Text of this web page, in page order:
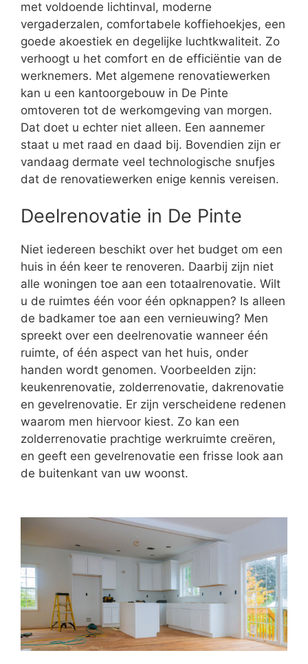
met voldoende lichtinval, moderne
vergaderzalen, comfortabele koffiehoekjes, een
goede akoestiek en degelijke luchtkwaliteit. Zo
verhoogt u het comfort en de efficiëntie van de
werknemers. Met algemene renovatiewerken
kan u een kantoorgebouw in De Pinte
omtoveren tot de werkomgeving van morgen.
Dat doet u echter niet alleen. Een aannemer
staat u met raad en daad bij. Bovendien zijn er
vandaag dermate veel technologische snufjes
dat de renovatiewerken enige kennis vereisen.
Deelrenovatie in De Pinte
Niet iedereen beschikt over het budget om een
huis in één keer te renoveren. Daarbij zijn niet
alle woningen toe aan een totaalrenovatie. Wilt
u de ruimtes één voor één opknappen? Is alleen
de badkamer toe aan een vernieuwing? Men
spreekt over een deelrenovatie wanneer één
ruimte, of één aspect van het huis, onder
handen wordt genomen. Voorbeelden zijn:
keukenrenovatie, zolderrenovatie, dakrenovatie
en gevelrenovatie. Er zijn verscheidene redenen
waarom men hiervoor kiest. Zo kan een
zolderrenovatie prachtige werkruimte creëren,
en geeft een gevelrenovatie een frisse look aan
de buitenkant van uw woonst.